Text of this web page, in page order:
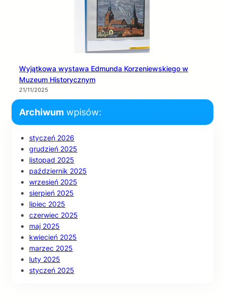
Wyjątkowa wystawa Edmunda Korzeniewskiego w
Muzeum Historycznym
21/11/2025
Archiwum wpisów:
styczeń 2026
grudzień 2025
listopad 2025
październik 2025
wrzesień 2025
sierpień 2025
lipiec 2025
czerwiec 2025
maj 2025
kwiecień 2025
marzec 2025
luty 2025
styczeń 2025